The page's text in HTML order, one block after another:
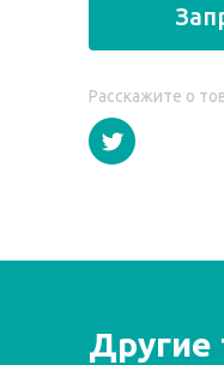
Расскажите о
Другие